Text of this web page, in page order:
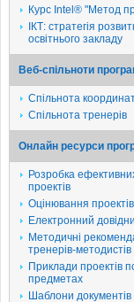
Курс Intel® "Метод
ІКТ: стратегія
освітнього закладу
Веб-спільноти
Спільнота
Спільнота тренерів
Онлайн ресурси
Розробка
проектів
Оцінювання проектів
Електронний
Методичні
тренерів-методистів
Приклади проектів
предметах
Шаблони документів